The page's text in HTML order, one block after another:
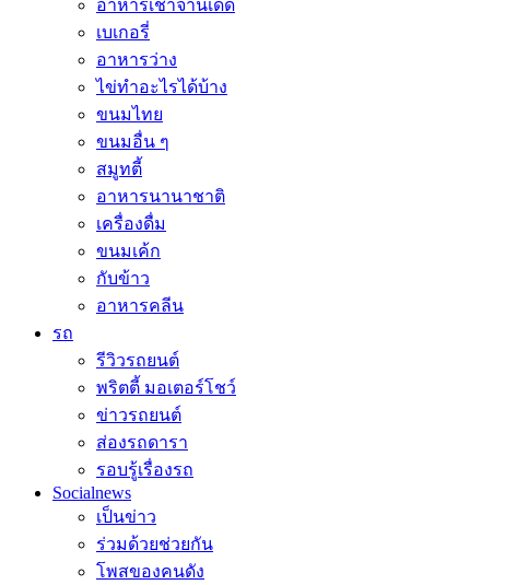
อาหารเช้าจานเด็ด
เบเกอรี่
อาหารว่าง
ไข่ทำอะไรได้บ้าง
ขนมไทย
ขนมอื่น ๆ
สมูทตี้
อาหารนานาชาติ
เครื่องดื่ม
ขนมเค้ก
กับข้าว
อาหารคลีน
รถ
รีวิวรถยนต์
พริตตี้ มอเตอร์โชว์
ข่าวรถยนต์
ส่องรถดารา
รอบรู้เรื่องรถ
Socialnews
เป็นข่าว
ร่วมด้วยช่วยกัน
โพสของคนดัง